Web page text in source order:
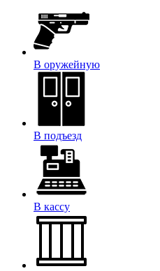
В оружейную
В подъезд
В кассу